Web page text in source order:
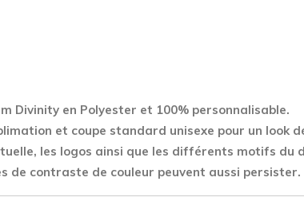
Divinity en Polyester et 100% personnalisable.
et coupe standard unisexe pour un look
les logos ainsi que les différents motifs
de contraste de couleur peuvent aussi persister.